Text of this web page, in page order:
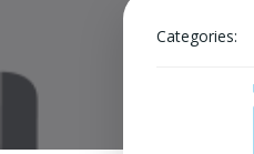
Categories: